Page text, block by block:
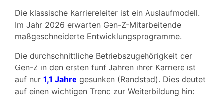
Die klassische Karriereleiter ist ein Auslaufmodell.
Im Jahr 2026 erwarten Gen-Z-Mitarbeitende
maßgeschneiderte Entwicklungsprogramme.
Die durchschnittliche Betriebszugehörigkeit der
Gen-Z in den ersten fünf Jahren ihrer Karriere ist
auf nur 1,1 Jahre gesunken (Randstad). Dies deutet
auf einen wichtigen Trend zur Weiterbildung hin: